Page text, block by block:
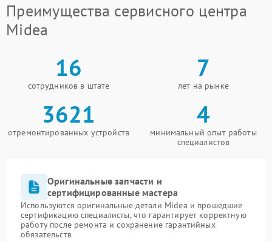
Преимущества сервисного центра
Midea
16
сотрудников в штате
7
лет на рынке
3621
отремонтированных устройств
4
минимальный опыт работы
специалистов
Оригинальные запчасти и
сертифицированные мастера
Используются оригинальные детали Midea и прошедшие
сертификацию специалисты, что гарантирует корректную
работу после ремонта и сохранение гарантийных
обязательств